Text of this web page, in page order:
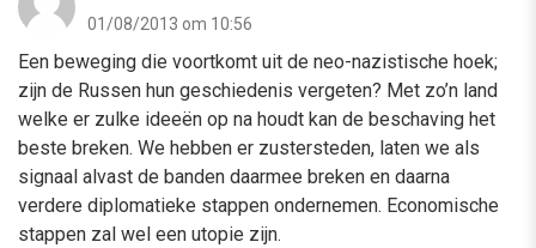
01/08/2013 om 10:56
Een beweging die voortkomt uit de neo-nazistische hoek;
zijn de Russen hun geschiedenis vergeten? Met zo’n land
welke er zulke ideeën op na houdt kan de beschaving het
beste breken. We hebben er zustersteden, laten we als
signaal alvast de banden daarmee breken en daarna
verdere diplomatieke stappen ondernemen. Economische
stappen zal wel een utopie zijn.